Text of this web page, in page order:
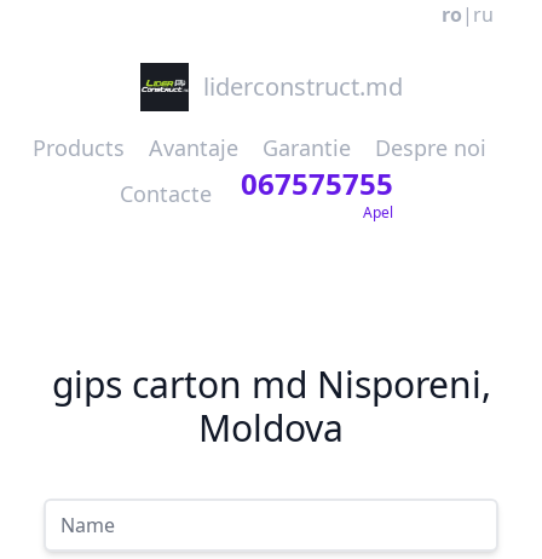
ro | ru
liderconstruct.md
Products Avantaje Garantie
Despre noi
Contacte
067575755
Apel
gips carton md Nisporeni,
Moldova